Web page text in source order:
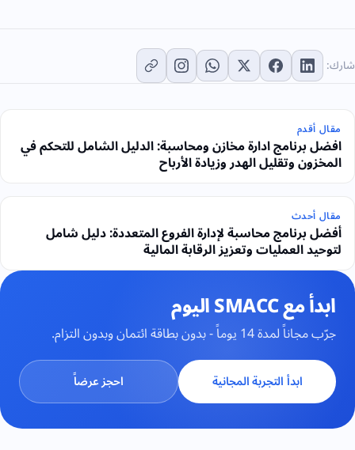
شارك:
مقال أقدم
افضل برنامج ادارة مخازن ومحاسبة: الدليل الشامل للتحكم في
المخزون وتقليل الهدر وزيادة الأرباح
مقال أحدث
أفضل برنامج محاسبة لإدارة الفروع المتعددة: دليل شامل
لتوحيد العمليات وتعزيز الرقابة المالية
ابدأ مع SMACC اليوم
جرّب مجاناً لمدة 14 يوماً - بدون بطاقة ائتمان وبدون التزام.
ابدأ التجربة المجانية احجز عرضاً